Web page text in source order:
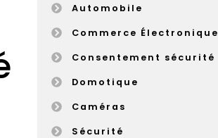
Automobile
Commerce Électronique
Consentement sécurité
Domotique
Caméras
Sécurité